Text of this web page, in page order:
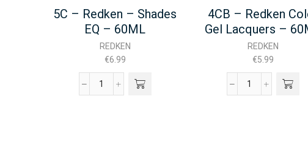
5C – Redken – Shades
EQ – 60ML
REDKEN
€6.99
5C
4CB – Redken
Gel Lacquers –
REDKEN
€5.99
4CB